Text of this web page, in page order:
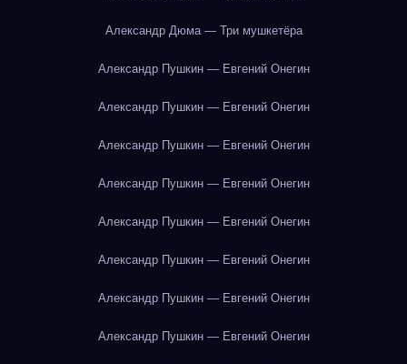
Александр Дюма — Три мушкетёра
Александр Пушкин — Евгений Онегин
Александр Пушкин — Евгений Онегин
Александр Пушкин — Евгений Онегин
Александр Пушкин — Евгений Онегин
Александр Пушкин — Евгений Онегин
Александр Пушкин — Евгений Онегин
Александр Пушкин — Евгений Онегин
Александр Пушкин — Евгений Онегин